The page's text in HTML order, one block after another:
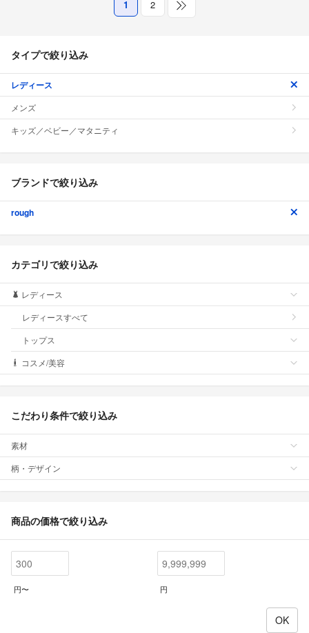
1 2
タイプで絞り込み
レディース
メンズ
キッズ／ベビー／マタニティ
ブランドで絞り込み
rough
カテゴリで絞り込み
レディース
レディースすべて
トップス
コスメ/美容
こだわり条件で絞り込み
素材
柄・デザイン
商品の価格で絞り込み
円〜 円